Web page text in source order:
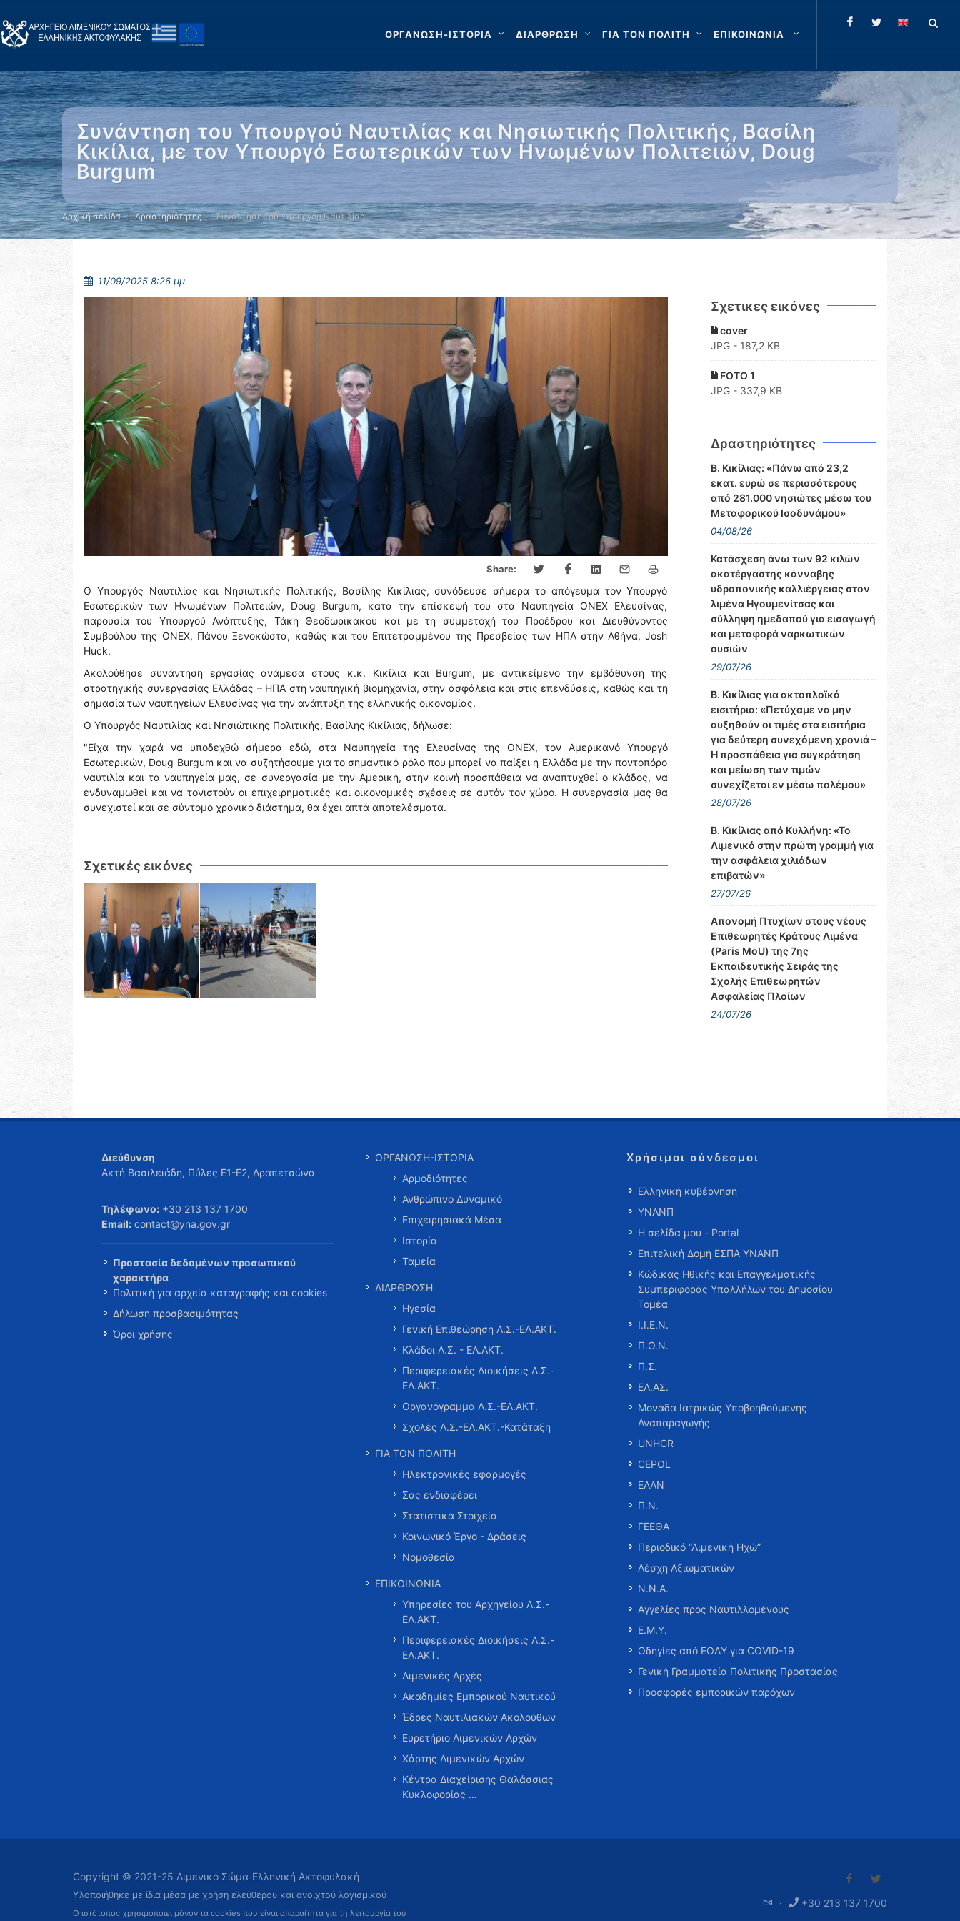
ΟΡΓΑΝΩΣΗ-ΙΣΤΟΡΙΑ ΔΙΑΡΘΡΩΣΗ ΓΙΑ ΤΟΝ ΠΟΛΙΤΗ ΕΠΙΚΟΙΝΩΝΙΑ
Συνάντηση του Υπουργού Ναυτιλίας και Νησιωτικής Πολιτικής, Βασίλη
Κικίλια, με τον Υπουργό Εσωτερικών των Ηνωμένων Πολιτειών, Doug
Burgum
Αρχική σελίδα Δραστηριότητες Συνάντηση του Υπουργού Ναυτιλίας …
11/09/2025 8:26 μμ.
Share:
Ο Υπουργός Ναυτιλίας και Νησιωτικής Πολιτικής, Βασίλης Κικίλιας, συνόδευσε σήμερα το απόγευμα τον Υπουργό
Εσωτερικών των Ηνωμένων Πολιτειών, Doug Burgum, κατά την επίσκεψή του στα Ναυπηγεία ONEX Ελευσίνας,
παρουσία του Υπουργού Ανάπτυξης, Τάκη Θεοδωρικάκου και με τη συμμετοχή του Προέδρου και Διευθύνοντος
Συμβούλου της ONEX, Πάνου Ξενοκώστα, καθώς και του Επιτετραμμένου της Πρεσβείας των ΗΠΑ στην Αθήνα, Josh
Huck.
Ακολούθησε συνάντηση εργασίας ανάμεσα στους κ.κ. Κικίλια και Burgum, με αντικείμενο την εμβάθυνση της
στρατηγικής συνεργασίας Ελλάδας – ΗΠΑ στη ναυπηγική βιομηχανία, στην ασφάλεια και στις επενδύσεις, καθώς και τη
σημασία των ναυπηγείων Ελευσίνας για την ανάπτυξη της ελληνικής οικονομίας.
Ο Υπουργός Ναυτιλίας και Νησιώτικης Πολιτικής, Βασίλης Κικίλιας, δήλωσε:
"Είχα την χαρά να υποδεχθώ σήμερα εδώ, στα Ναυπηγεία της Ελευσίνας της ONEX, τον Αμερικανό Υπουργό
Εσωτερικών, Doug Burgum και να συζητήσουμε για το σημαντικό ρόλο που μπορεί να παίξει η Ελλάδα με την ποντοπόρο
ναυτιλία και τα ναυπηγεία μας, σε συνεργασία με την Αμερική, στην κοινή προσπάθεια να αναπτυχθεί ο κλάδος, να
ενδυναμωθεί και να τονιστούν οι επιχειρηματικές και οικονομικές σχέσεις σε αυτόν τον χώρο. Η συνεργασία μας θα
συνεχιστεί και σε σύντομο χρονικό διάστημα, θα έχει απτά αποτελέσματα.
Σχετικές εικόνες
Σχετικες εικόνες
cover
JPG - 187,2 KB
FOTO 1
JPG - 337,9 KB
Δραστηριότητες
Β. Κικίλιας: «Πάνω από 23,2
εκατ. ευρώ σε περισσότερους
από 281.000 νησιώτες μέσω του
Μεταφορικού Ισοδυνάμου»
04/08/26
Κατάσχεση άνω των 92 κιλών
ακατέργαστης κάνναβης
υδροπονικής καλλιέργειας στον
λιμένα Ηγουμενίτσας και
σύλληψη ημεδαπού για εισαγωγή
και μεταφορά ναρκωτικών
ουσιών
29/07/26
Β. Κικίλιας για ακτοπλοϊκά
εισιτήρια: «Πετύχαμε να μην
αυξηθούν οι τιμές στα εισιτήρια
για δεύτερη συνεχόμενη χρονιά –
Η προσπάθεια για συγκράτηση
και μείωση των τιμών
συνεχίζεται εν μέσω πολέμου»
28/07/26
Β. Κικίλιας από Κυλλήνη: «Το
Λιμενικό στην πρώτη γραμμή για
την ασφάλεια χιλιάδων
επιβατών»
27/07/26
Απονομή Πτυχίων στους νέους
Επιθεωρητές Κράτους Λιμένα
(Paris MoU) της 7ης
Εκπαιδευτικής Σειράς της
Σχολής Επιθεωρητών
Ασφαλείας Πλοίων
24/07/26
Διεύθυνση
Ακτή Βασιλειάδη, Πύλες Ε1-Ε2, Δραπετσώνα
Τηλέφωνο: +30 213 137 1700
Email: contact@yna.gov.gr
Προστασία δεδομένων προσωπικού
χαρακτήρα
Πολιτική για αρχεία καταγραφής και cookies
Δήλωση προσβασιμότητας
Όροι χρήσης
ΟΡΓΑΝΩΣΗ-ΙΣΤΟΡΙΑ
Αρμοδιότητες
Ανθρώπινο Δυναμικό
Επιχειρησιακά Μέσα
Ιστορία
Ταμεία
ΔΙΑΡΘΡΩΣΗ
Ηγεσία
Γενική Επιθεώρηση Λ.Σ.-ΕΛ.ΑΚΤ.
Κλάδοι Λ.Σ. - ΕΛ.ΑΚΤ.
Περιφερειακές Διοικήσεις Λ.Σ.-
ΕΛ.ΑΚΤ.
Οργανόγραμμα Λ.Σ.-ΕΛ.ΑΚΤ.
Σχολές Λ.Σ.-ΕΛ.ΑΚΤ.-Κατάταξη
ΓΙΑ ΤΟΝ ΠΟΛΙΤΗ
Ηλεκτρονικές εφαρμογές
Σας ενδιαφέρει
Στατιστικά Στοιχεία
Κοινωνικό Έργο - Δράσεις
Νομοθεσία
ΕΠΙΚΟΙΝΩΝΙΑ
Υπηρεσίες του Αρχηγείου Λ.Σ.-
ΕΛ.ΑΚΤ.
Περιφερειακές Διοικήσεις Λ.Σ.-
ΕΛ.ΑΚΤ.
Λιμενικές Αρχές
Ακαδημίες Εμπορικού Ναυτικού
Έδρες Ναυτιλιακών Ακολούθων
Ευρετήριο Λιμενικών Αρχών
Χάρτης Λιμενικών Αρχών
Κέντρα Διαχείρισης Θαλάσσιας
Κυκλοφορίας …
Χρήσιμοι σύνδεσμοι
Ελληνική κυβέρνηση
ΥΝΑΝΠ
Η σελίδα μου - Portal
Επιτελική Δομή ΕΣΠΑ ΥΝΑΝΠ
Κώδικας Ηθικής και Επαγγελματικής
Συμπεριφοράς Υπαλλήλων του Δημοσίου
Τομέα
Ι.Ι.Ε.Ν.
Π.Ο.Ν.
Π.Σ.
ΕΛ.ΑΣ.
Μονάδα Ιατρικώς Υποβοηθούμενης
Αναπαραγωγής
UNHCR
CEPOL
ΕΑΑΝ
Π.Ν.
ΓΕΕΘΑ
Περιοδικό “Λιμενική Ηχώ”
Λέσχη Αξιωματικών
Ν.Ν.Α.
Αγγελίες προς Ναυτιλλομένους
Ε.Μ.Υ.
Οδηγίες από ΕΟΔΥ για COVID-19
Γενική Γραμματεία Πολιτικής Προστασίας
Προσφορές εμπορικών παρόχων
Copyright © 2021-25 Λιμενικό Σώμα-Ελληνική Ακτοφυλακή
Υλοποιήθηκε με ίδια μέσα με χρήση ελεύθερου και ανοιχτού λογισμικού
Ο ιστότοπος χρησιμοποιεί μόνον τα cookies που είναι απαραίτητα για τη λειτουργία του
· +30 213 137 1700